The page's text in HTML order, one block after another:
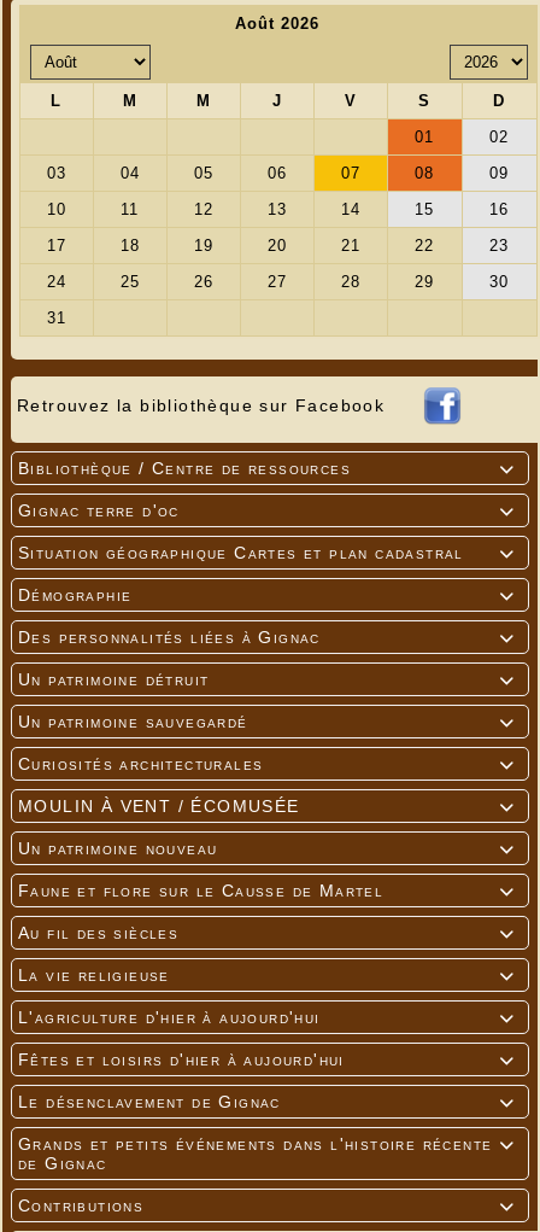
Retrouvez la bibliothèque sur Facebook

Bibliothèque / Centre de ressources

Gignac terre d'oc

Situation géographique Cartes et plan cadastral

Démographie

Des personnalités liées à Gignac

Un patrimoine détruit

Un patrimoine sauvegardé

Curiosités architecturales

MOULIN À VENT / ÉCOMUSÉE

Un patrimoine nouveau

Faune et flore sur le Causse de Martel

Au fil des siècles

La vie religieuse

L'agriculture d'hier à aujourd'hui

Fêtes et loisirs d'hier à aujourd'hui

Le désenclavement de Gignac

Grands et petits événements dans l'histoire récente
de Gignac

Contributions
Cette année, samedi 6 juin, à 12 h 30, ce sera
un déjeuner alsacien qui sera à déguster à la
salle polyvalente de Lachapelle Auzac.
Pour 25 € comprenant 1 ticket pour une
tombola, le menu sera composé d’un apéritif
bretzel, suivi de flamenkuche, d’une
choucroute, de fromage munster, d’une tarte
alsacienne, d’un café, le tout accompagné de
vins et de bières alsaciennes (à consommer
avec modération).
Les réservations sont à faire avant le 30 mai au
06 70 42 59 27, au 06 72 01 60 96 ou sur cette
adresse mail : jeaninehironde@orange.fr
Vous pouvez venir déguisé pour partager ce
moment qui s'annonce très convivial.